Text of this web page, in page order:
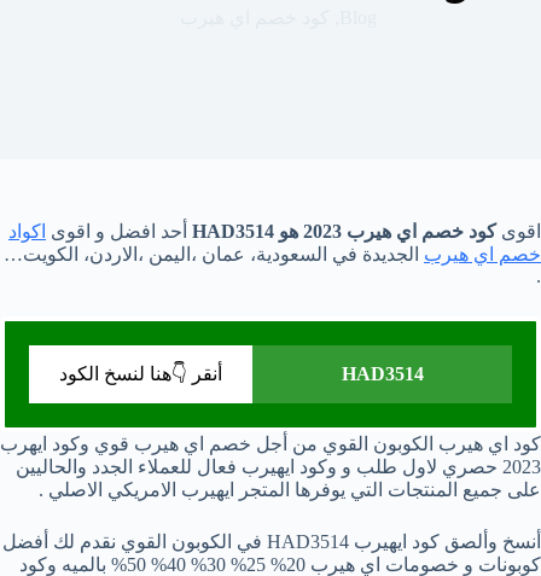
اقوىكود خصم اي هيرب 2023 هو HAD3514 أحد افضل و اقوى اكواد
خصم اي هيرب الجديدة في السعودية، عمان ،اليمن ،الاردن، الكويت…
.
HAD3514 أنقر 👇هنا لنسخ الكود
كود اي هيرب الكوبون القوي من أجل خصم اي هيرب قوي وكود ايهرب
2023 حصري لاول طلب و وكود ايهيرب فعال للعملاء الجدد والحاليين
على جميع المنتجات التي يوفرها المتجر ايهيرب الامريكي الاصلي .
أنسخ وألصق كود ايهيرب HAD3514 في الكوبون القوي نقدم لك أفضل
كوبونات و خصومات اي هيرب 20% 25% 30% 40% 50% بالميه وكود